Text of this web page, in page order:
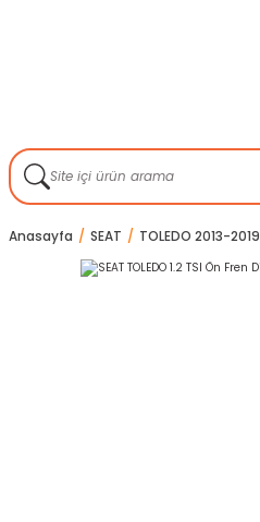
Anasayfa SEAT TOLEDO 2013-2019